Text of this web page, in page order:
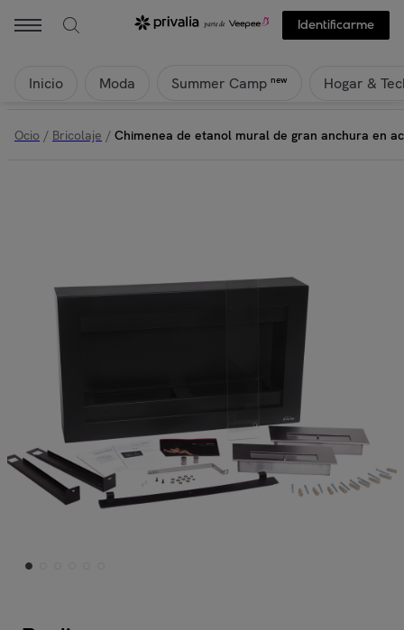
Identificarme
Inicio Moda Summer Camp new Hogar &
Ocio / Bricolaje / Chimenea de etanol mural de gran anchura en